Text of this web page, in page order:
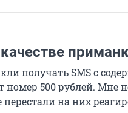
получать SMS с
номер 500 рублей. Мне
на них